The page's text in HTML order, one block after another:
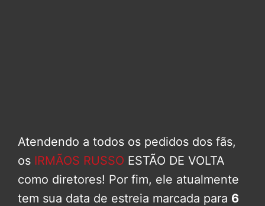
Atendendo a todos os pedidos dos fãs,
os IRMÃOS RUSSO ESTÃO DE VOLTA
como diretores! Por fim, ele atualmente
tem sua data de estreia marcada para 6